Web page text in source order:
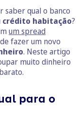
saber qual o banco
crédito habitação?
um spread
fazer um novo
. Neste artigo
muito dinheiro
para o